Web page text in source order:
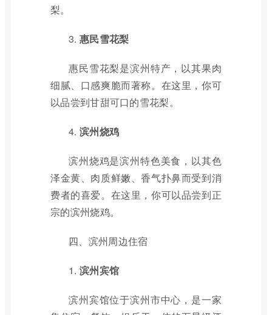
梨。
3. 惠民雪花梨
惠民雪花梨是滨州特产，以其果肉
细腻、口感爽脆而著称。在这里，你可
以品尝到甘甜可口的雪花梨。
4. 滨州烧鸡
滨州烧鸡是滨州特色美食，以其色
泽金黄、肉质鲜嫩、香气扑鼻而受到消
费者的喜爱。在这里，你可以品尝到正
宗的滨州烧鸡。
四、滨州周边住宿
1. 滨州宾馆
滨州宾馆位于滨州市中心，是一家